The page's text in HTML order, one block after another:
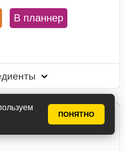
ПОНЯТНО
В планнер